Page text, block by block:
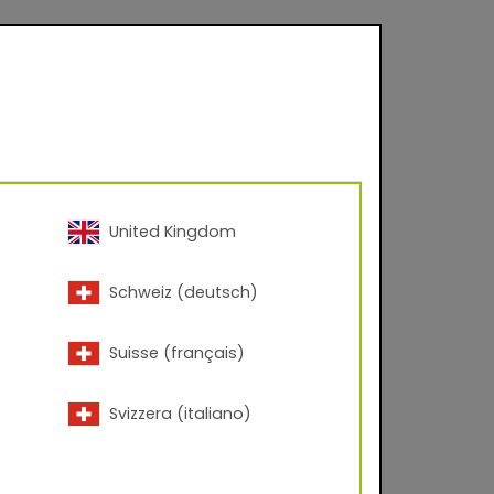
United Kingdom
Schweiz (deutsch)
Suisse (français)
Svizzera (italiano)